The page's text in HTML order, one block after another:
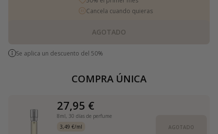
Cancela cuando quieras
AGOTADO
Se aplica un descuento del 50%
COMPRA ÚNICA
27,95 €
8ml, 30 días de perfume
3,49 €/ml
AGOTADO